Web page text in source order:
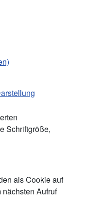
Schriftgröße,
als Cookie auf
Aufruf